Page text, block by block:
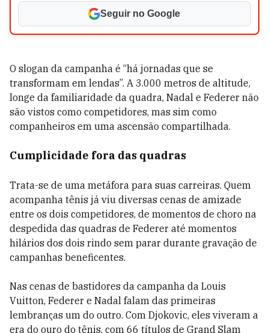
Seguir no Google
O slogan da campanha é “há jornadas que se
transformam em lendas”. A 3.000 metros de altitude,
longe da familiaridade da quadra, Nadal e Federer não
são vistos como competidores, mas sim como
companheiros em uma ascensão compartilhada.
Cumplicidade fora das quadras
Trata-se de uma metáfora para suas carreiras. Quem
acompanha tênis já viu diversas cenas de amizade
entre os dois competidores, de momentos de choro na
despedida das quadras de Federer até momentos
hilários dos dois rindo sem parar durante gravação de
campanhas beneficentes.
Nas cenas de bastidores da campanha da Louis
Vuitton, Federer e Nadal falam das primeiras
lembranças um do outro. Com Djokovic, eles viveram a
era do ouro do tênis, com 66 títulos de Grand Slam